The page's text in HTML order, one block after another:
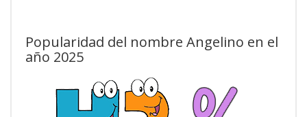
Popularidad del nombre Angelino en el
año 2025